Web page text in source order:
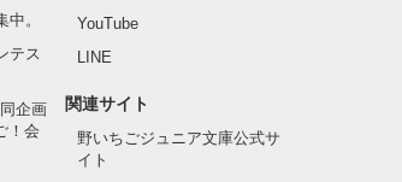
。
テス
企画
！会
YouTube
LINE
関連サイト
野いちごジュニア文庫公式サ
イト